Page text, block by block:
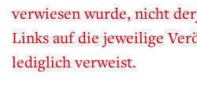
verwiesen wurde, nicht
Links auf die jeweilige
lediglich verweist.